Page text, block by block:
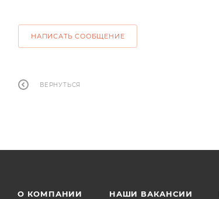
НАПИСАТЬ СООБЩЕНИЕ
ВЕРНУТЬСЯ
О КОМПАНИИ НАШИ ВАКАНСИИ